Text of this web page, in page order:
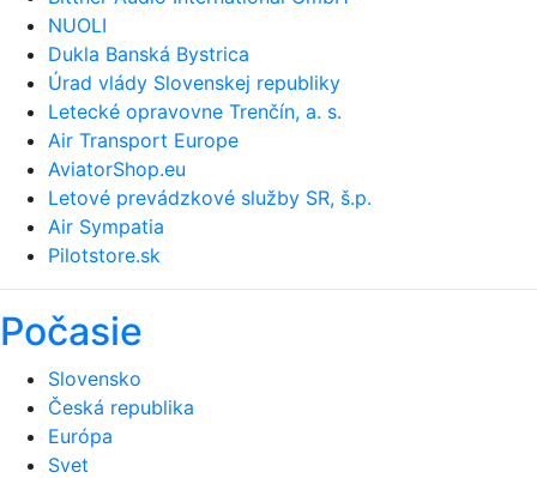
NUOLI
Dukla Banská Bystrica
Úrad vlády Slovenskej republiky
Letecké opravovne Trenčín, a. s.
Air Transport Europe
AviatorShop.eu
Letové prevádzkové služby SR, š.p.
Air Sympatia
Pilotstore.sk
Počasie
Slovensko
Česká republika
Európa
Svet